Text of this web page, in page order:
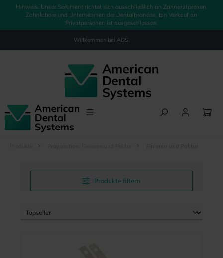
springen
Hinweis: Unser Sortiment richtet sich ausschließlich an Zahnarztpraxen,
Zahnlabore und Unternehmen der Dentalbranche. Ein Verkauf an
Privatpersonen ist ausgeschlossen.
Willkommen bei ADS.
Produkte filtern